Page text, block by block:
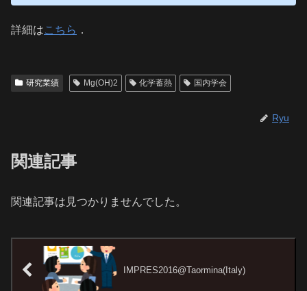
詳細はこちら ．
研究業績 Mg(OH)2 化学蓄熱 国内学会
Ryu
関連記事
関連記事は見つかりませんでした。
IMPRES2016@Taormina(Italy)